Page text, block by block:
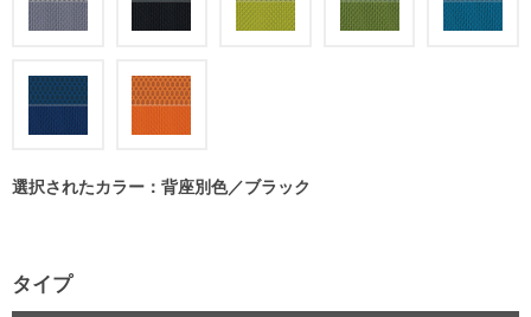
選択されたカラー：背座別色／ブラック
タイプ